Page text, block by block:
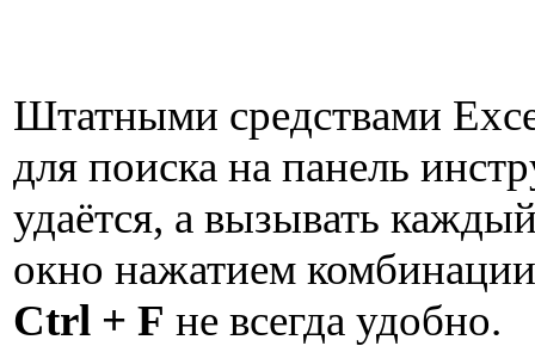
Штатными средствами
для поиска на панель
удаётся, а вызывать
окно нажатием
Ctrl + F не всегда удобно.